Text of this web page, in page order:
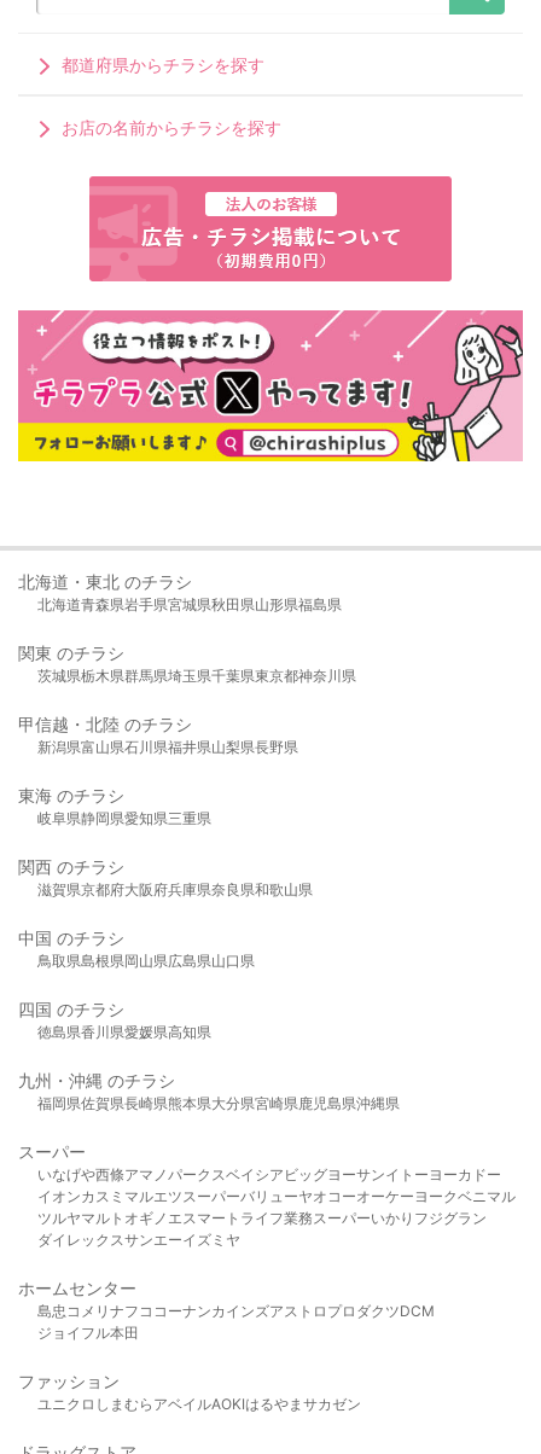
都道府県からチラシを探す
お店の名前からチラシを探す
北海道・東北 のチラシ
北海道青森県岩手県宮城県秋田県山形県福島県
関東 のチラシ
茨城県栃木県群馬県埼玉県千葉県東京都神奈川県
甲信越・北陸 のチラシ
新潟県富山県石川県福井県山梨県長野県
東海 のチラシ
岐阜県静岡県愛知県三重県
関西 のチラシ
滋賀県京都府大阪府兵庫県奈良県和歌山県
中国 のチラシ
鳥取県島根県岡山県広島県山口県
四国 のチラシ
徳島県香川県愛媛県高知県
九州・沖縄 のチラシ
福岡県佐賀県長崎県熊本県大分県宮崎県鹿児島県沖縄県
スーパー
いなげや西條アマノパークスベイシア ビッグヨーサンイトーヨーカドー
イオンカスミ マルエツスーパーバリューヤオコーオーケー ヨークベニマル
ツルヤマルト オギノ エスマート ライフ業務スーパーいかり フジグラン
ダイレックスサンエーイズミヤ
ホームセンター
島忠 コメリ ナフコ コーナンカインズアストロプロダクツDCM
ジョイフル本田
ファッション
ユニクロ しまむら アベイルAOKIはるやま サカゼン